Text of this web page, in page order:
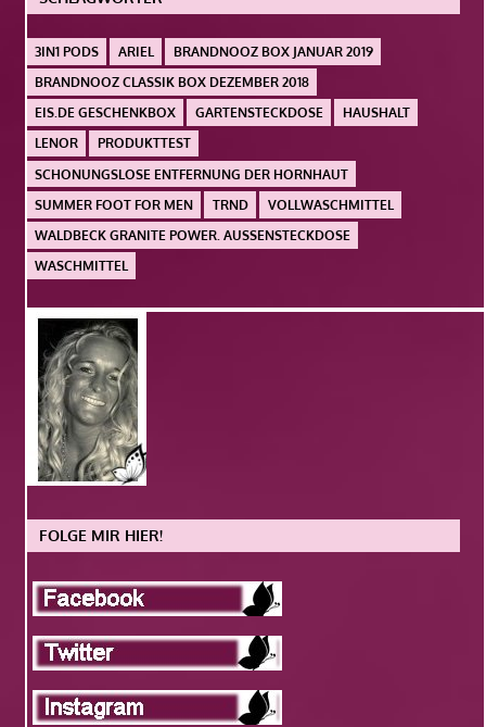
3IN1 PODS ARIEL
BRANDNOOZ BOX JANUAR 2019
BRANDNOOZ CLASSIK BOX DEZEMBER 2018
EIS.DE GESCHENKBOX
GARTENSTECKDOSE
HAUSHALT
LENOR
PRODUKTTEST
SCHONUNGSLOSE ENTFERNUNG DER HORNHAUT
SUMMER FOOT FOR MEN
TRND
VOLLWASCHMITTEL
WALDBECK GRANITE POWER. AUSSENSTECKDOSE
WASCHMITTEL
FOLGE MIR HIER!